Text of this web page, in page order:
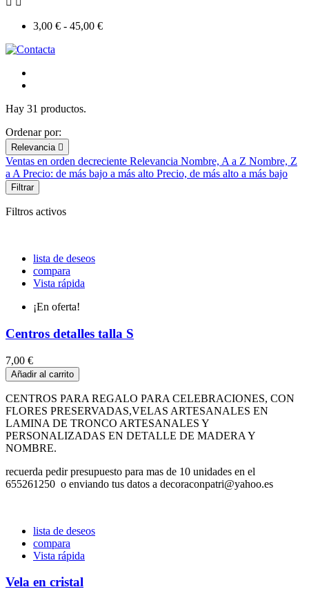
3,00 € - 45,00 €
Hay 31 productos.
Ordenar por:
Relevancia 
Ventas en orden decreciente Relevancia Nombre, A a Z Nombre, Z
a A Precio: de más bajo a más alto Precio, de más alto a más bajo
Filtrar
Filtros activos
lista de deseos
compara
Vista rápida
¡En oferta!
Centros detalles talla S
7,00 €
Añadir al carrito
CENTROS PARA REGALO PARA CELEBRACIONES, CON
FLORES PRESERVADAS,VELAS ARTESANALES EN
LAMINA DE TRONCO ARTESANALES Y
PERSONALIZADAS EN DETALLE DE MADERA Y
NOMBRE.
recuerda pedir presupuesto para mas de 10 unidades en el
655261250 o enviando tus datos a decoraconpatri@yahoo.es
lista de deseos
compara
Vista rápida
Vela en cristal